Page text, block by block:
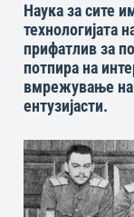
Наука за сите
технологијата
прифатлив за
потпира на
вмрежување на
ентузијасти.